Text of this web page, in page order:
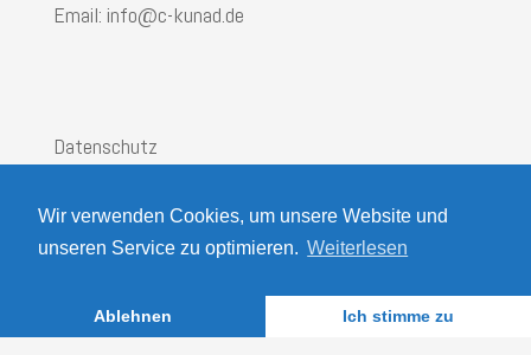
Wir verwenden Cookies, um unsere Website und
unseren Service zu optimieren. Weiterlesen
Ablehnen Ich stimme zu
Email: info@c-kunad.de
Datenschutz
AGB